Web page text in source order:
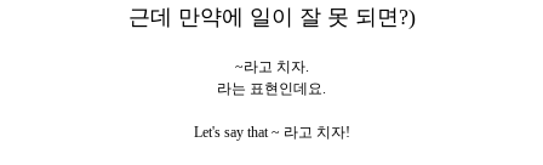
근데 만약에 일이 잘 못 되면?)
~라고 치자.
라는 표현인데요.
Let's say that ~ 라고 치자!